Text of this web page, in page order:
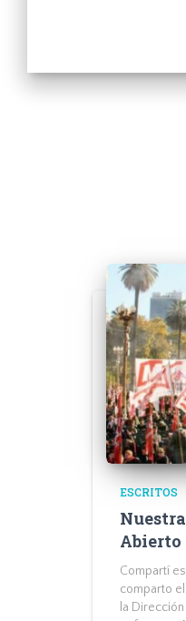
ESCRITOS
Abierto
Compartí
comparto
la